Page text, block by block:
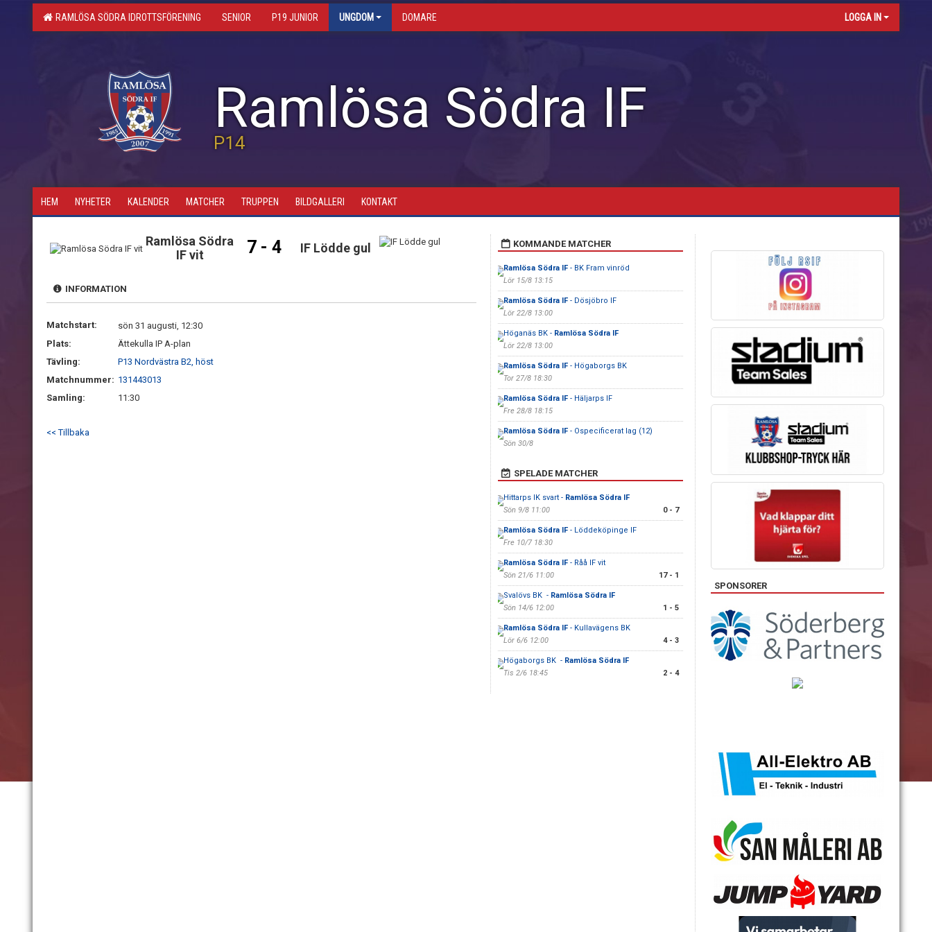
RAMLÖSA SÖDRA IDROTTSFÖRENING SENIOR P19 JUNIOR UNGDOM DOMARE LOGGA IN
Ramlösa Södra IF
P14
HEM NYHETER KALENDER MATCHER TRUPPEN BILDGALLERI KONTAKT
Ramlösa Södra
IF vit
7 - 4 IF Lödde gul
INFORMATION
Matchstart:
sön 31 augusti, 12:30
Plats:
Ättekulla IP A-plan
Tävling:
P13 Nordvästra B2, höst
Matchnummer: 131443013
Samling:
11:30
<< Tillbaka
KOMMANDE MATCHER
Ramlösa Södra IF- BK Fram vinröd
Lör 15/8 13:15
Ramlösa Södra IF- Dösjöbro IF
Lör 22/8 13:00
Höganäs BK - Ramlösa Södra IF
Lör 22/8 13:00
Ramlösa Södra IF- Högaborgs BK
Tor 27/8 18:30
Ramlösa Södra IF- Häljarps IF
Fre 28/8 18:15
Ramlösa Södra IF- Ospecificerat lag (12)
Sön 30/8
SPELADE MATCHER
Hittarps IK svart - Ramlösa Södra IF
Sön 9/8 11:00
0 - 7
Ramlösa Södra IF- Löddeköpinge IF
Fre 10/7 18:30
Ramlösa Södra IF- Råå IF vit
Sön 21/6 11:00
17 - 1
Svalövs BK - Ramlösa Södra IF
Sön 14/6 12:00
1 - 5
Ramlösa Södra IF- Kullavägens BK
Lör 6/6 12:00
4 - 3
Högaborgs BK - Ramlösa Södra IF
Tis 2/6 18:45
2 - 4
SPONSORER